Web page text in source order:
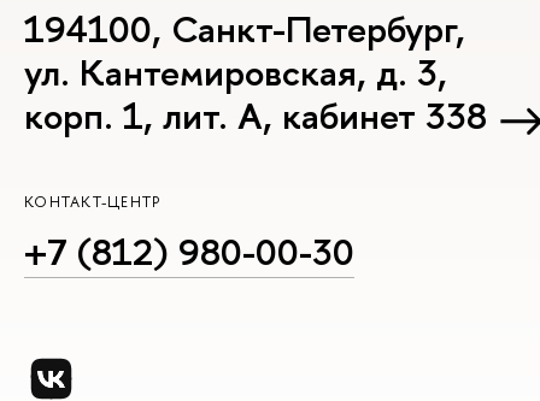
194100, Санкт-Петербург,
ул. Кантемировская, д. 3,
корп. 1, лит. А, кабинет 338
КОНТАКТ-ЦЕНТР
+7 (812) 980-00-30